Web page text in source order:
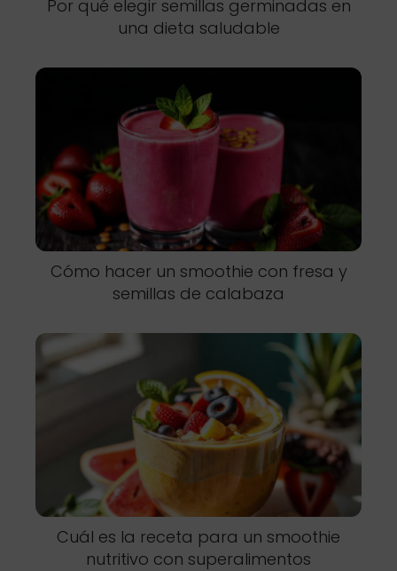
Por qué elegir semillas germinadas en
una dieta saludable
Cómo hacer un smoothie con fresa y
semillas de calabaza
Cuál es la receta para un smoothie
nutritivo con superalimentos